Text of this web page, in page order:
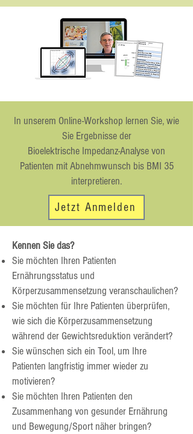
In unserem Online-Workshop lernen Sie, wie
Sie Ergebnisse der
Bioelektrische Impedanz-Analyse von
Patienten mit Abnehmwunsch bis BMI 35
interpretieren.
Jetzt Anmelden
Kennen Sie das?
Sie möchten Ihren Patienten
Ernährungsstatus und
Körperzusammensetzung veranschaulichen?
Sie möchten für Ihre Patienten überprüfen,
wie sich die Körperzusammensetzung
während der Gewichtsreduktion verändert?
Sie wünschen sich ein Tool, um Ihre
Patienten langfristig immer wieder zu
motivieren?
Sie möchten Ihren Patienten den
Zusammenhang von gesunder Ernährung
und Bewegung/Sport näher bringen?